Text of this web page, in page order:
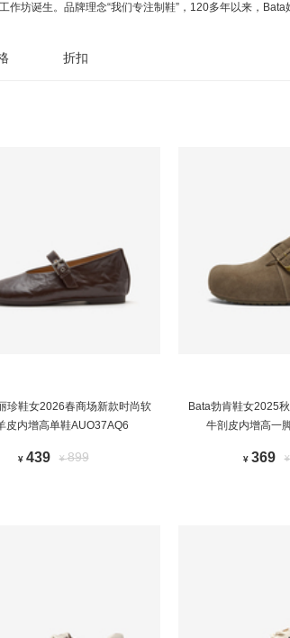
坊诞生。品牌理念“我们专注制鞋”，120多年以来，
折扣
珍鞋女2026春商场新款时尚软
皮内增高单鞋AUO37AQ6
¥ 439 ¥899
Bata勃肯鞋女2025
牛剖皮内增高一
¥ 369